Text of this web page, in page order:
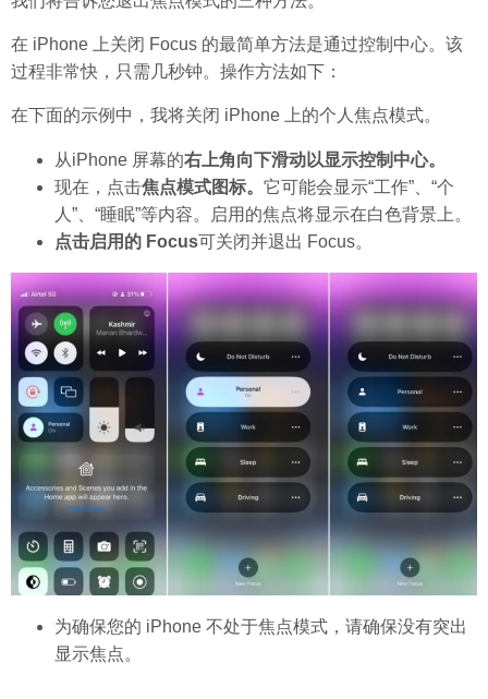
在 iPhone 上关闭 Focus 的最简单方法是通过控制中心。该
过程非常快，只需几秒钟。操作方法如下：
在下面的示例中，我将关闭 iPhone 上的个人焦点模式。
从iPhone 屏幕的右上角向下滑动以显示控制中心。
现在，点击焦点模式图标。 它可能会显示“工作”、“个
人”、“睡眠”等内容。启用的焦点将显示在白色背景上。
点击启用的 Focus可关闭并退出 Focus。
为确保您的 iPhone 不处于焦点模式，请确保没有突出
显示焦点。